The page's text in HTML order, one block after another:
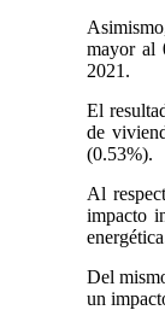
mayor al
2021.
El
de
(0.53%).
Al
impacto
Del
un